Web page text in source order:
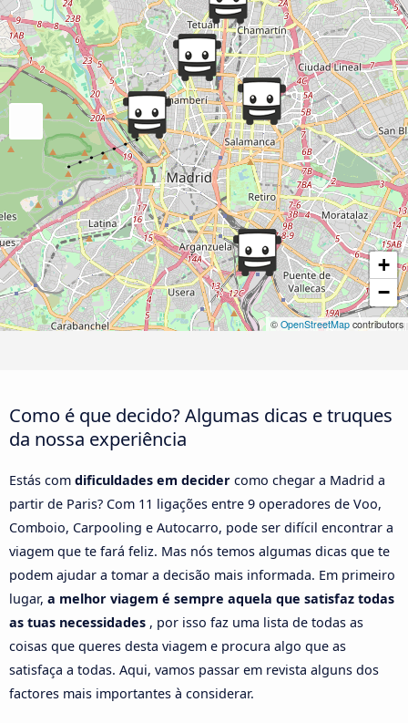
+
−
© OpenStreetMap contributors
Como é que decido? Algumas dicas e truques
da nossa experiência
Estás com dificuldades em decider como chegar a Madrid a
partir de Paris? Com 11 ligações entre 9 operadores de Voo,
Comboio, Carpooling e Autocarro, pode ser difícil encontrar a
viagem que te fará feliz. Mas nós temos algumas dicas que te
podem ajudar a tomar a decisão mais informada. Em primeiro
lugar, a melhor viagem é sempre aquela que satisfaz todas
as tuas necessidades , por isso faz uma lista de todas as
coisas que queres desta viagem e procura algo que as
satisfaça a todas. Aqui, vamos passar em revista alguns dos
factores mais importantes à considerar.